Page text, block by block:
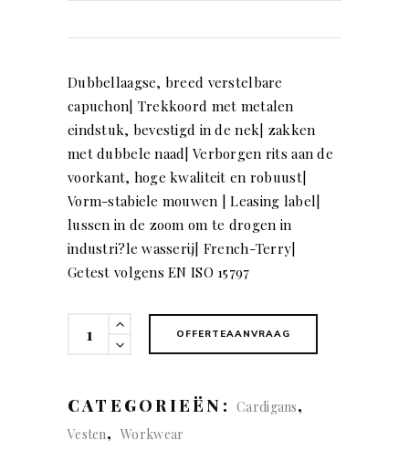
Dubbellaagse, breed verstelbare
capuchon| Trekkoord met metalen
eindstuk, bevestigd in de nek| zakken
met dubbele naad| Verborgen rits aan de
voorkant, hoge kwaliteit en robuust|
Vorm-stabiele mouwen | Leasing label|
lussen in de zoom om te drogen in
industri?le wasserij| French-Terry|
Getest volgens EN ISO 15797
KÜBLER
OFFERTEAANVRAAG
CATEGORIEËN:Cardigans,
Vesten,Workwear